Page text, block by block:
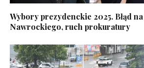
Wybory prezydenckie 2025. Błąd
Nawrockiego, ruch prokuratury